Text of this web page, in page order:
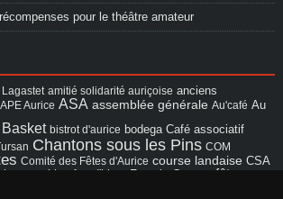
pour le théâtre amateur
amitié solidarité auriçoise anciens
APE Aurice ASA assemblée générale Au'café Au
Basket bistrot d'aurice bodega Café associatif
Chantons sous les Pins COM
Comité des Fêtes d'Aurice course landaise CSA
exposition Francis Cazaux
fêtes